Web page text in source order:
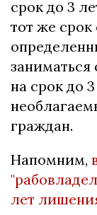
срок до 3
тот же
заниматься
на срок до
граждан.
Напомним,
лет